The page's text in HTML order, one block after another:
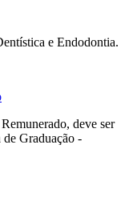
e Endodontia.
deve ser
Graduação -